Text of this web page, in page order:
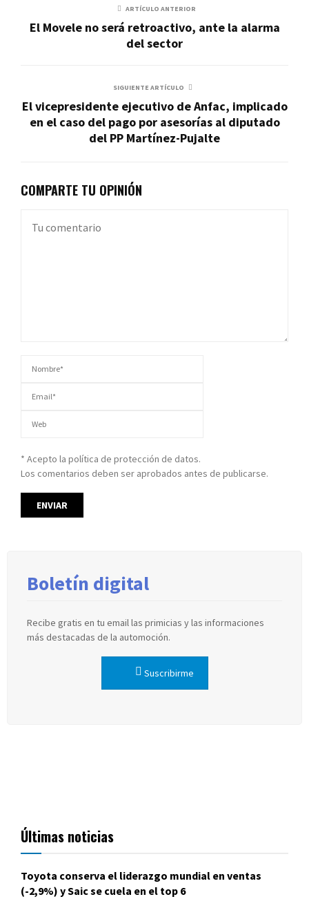
ARTÍCULO ANTERIOR
El Movele no será retroactivo, ante la alarma
del sector
SIGUIENTE ARTÍCULO
El vicepresidente ejecutivo de Anfac, implicado
en el caso del pago por asesorías al diputado
del PP Martínez-Pujalte
COMPARTE TU OPINIÓN
* Acepto la política de protección de datos.
Los comentarios deben ser aprobados antes de publicarse.
Boletín digital
Recibe gratis en tu email las primicias y las informaciones
más destacadas de la automoción.
Suscribirme
Últimas noticias
Toyota conserva el liderazgo mundial en ventas
(-2,9%) y Saic se cuela en el top 6